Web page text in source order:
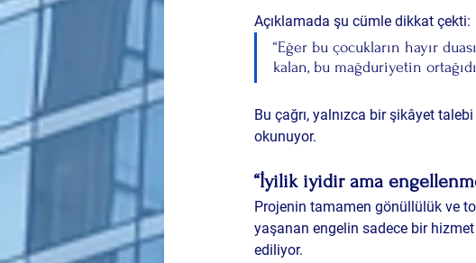
Açıklamada şu cümle dikkat çekti:
“Eğer bu çocukların hayır
kalan, bu mağduriyetin
Bu çağrı, yalnızca bir şikâyet
okunuyor.
“İyilik iyidir ama
Projenin tamamen gönüllülük ve
yaşanan engelin sadece bir
ediliyor.